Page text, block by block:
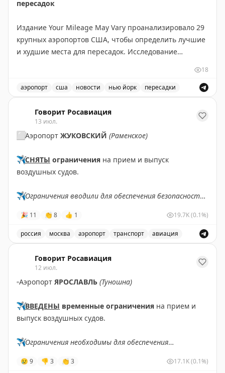
пересадок
Издание Your Mileage May Vary проанализировало 29
крупных аэропортов США, чтобы определить лучшие
и худшие места для пересадок. Исследование
ТОП-10 для частых летающих: Хьюстон (IAH),
Вашингтон Даллес, Детройт, Сиэтл-Такома,
Вашингтон Рейган, Тампа, Денвер, JFK, Солт-Лейк-
Сити и еще один аэропорт.
ТОП-10 для семей: Детройт, Бостон Логан, Хьюстон,
Вашингтон Даллес, Сиэтл-Такома, Солт-Лейк-Сити,
Сан-Франциско.
Худшие аэропорты: Орландо, Форт-Лодердейл, Чикаго
Мидвей, Чикаго О'Хэр, Ньюарк, Сан-Франциско, Сан-
Диего, Нэшвилл, Атланта и Даллас-Форт-Уэрт. Они
отличаются плохими местами для сидения, грязью,
нехваткой розеток и медленным сервисом.
18
аэропорт сша новости нью йорк пересадки
Говорит Росавиация
13 июл.
⬜️Аэропорт ЖУКОВСКИЙ (Раменское)
✈️СНЯТЫ ограничения на прием и выпуск
воздушных судов.
✈️Ограничения вводили для обеспечения безопасности
✈️ Говорит Росавиация| MAX
🎉 11 👏 8 👍 1 19.7K(0.1%)
россия москва аэропорт транспорт авиация
Говорит Росавиация
12 июл.
▫️Аэропорт ЯРОСЛАВЛЬ (Туношна)
✈️ВВЕДЕНЫ временные ограничения на прием и
выпуск воздушных судов.
✈️Ограничения необходимы для обеспечения
😢 9 👎 3 👏 3 17.1K(0.1%)